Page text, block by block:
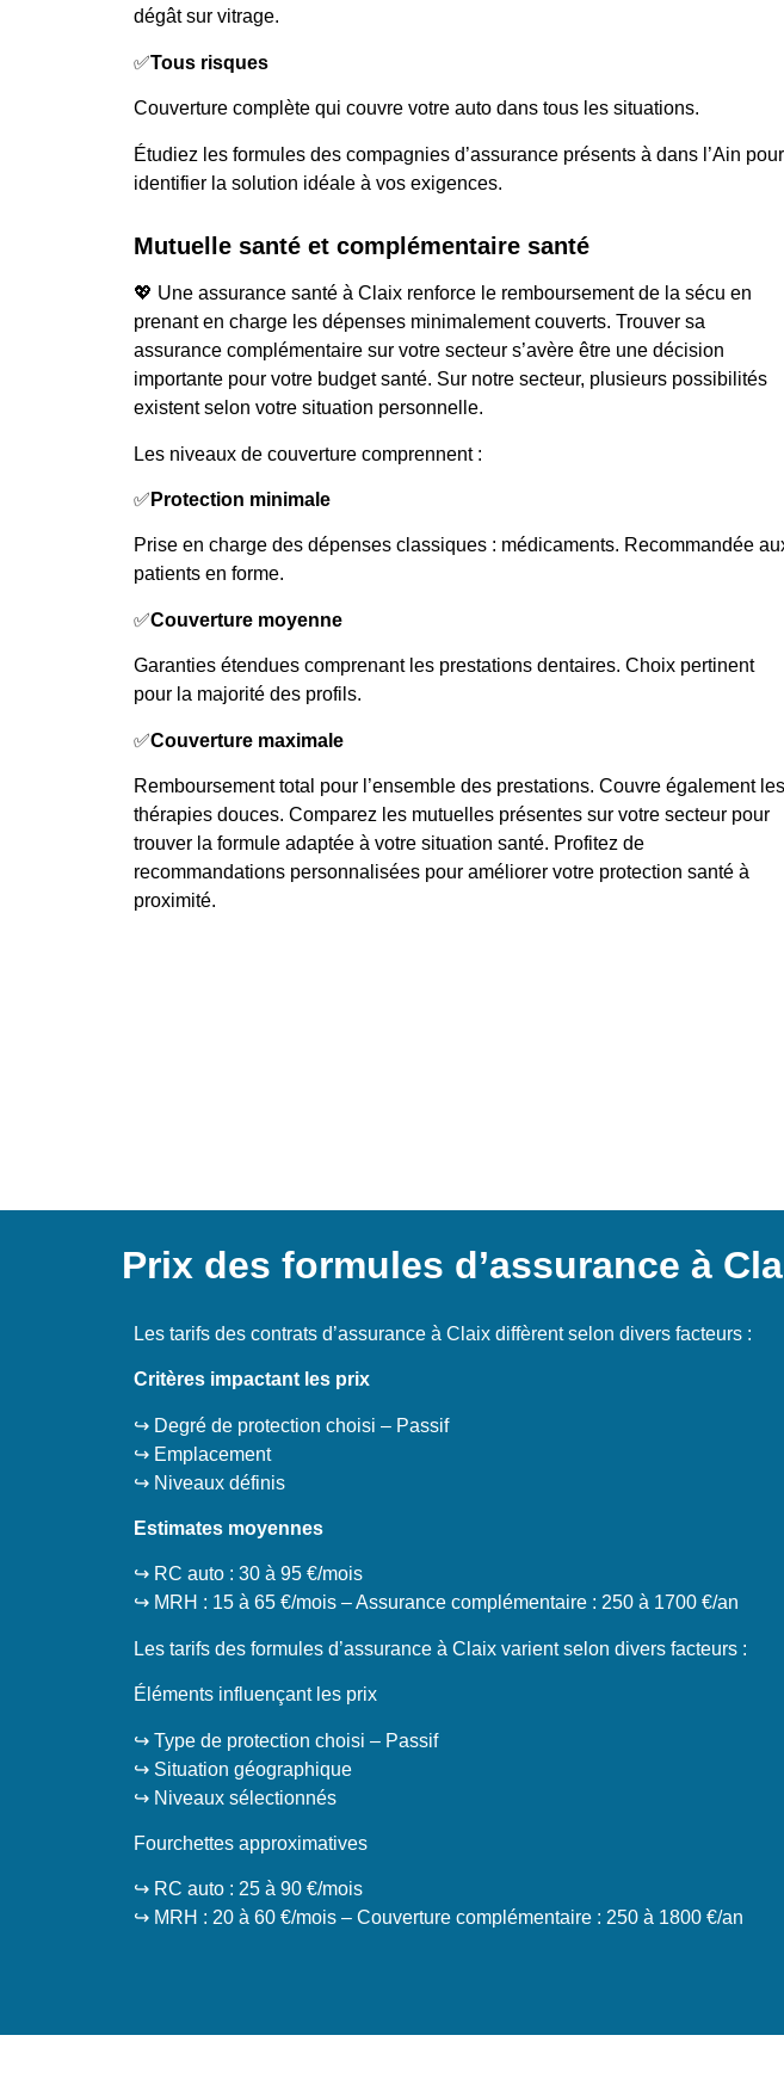
dégât sur vitrage.
✅Tous risques
Couverture complète qui couvre votre auto dans tous les situations.
Étudiez les formules des compagnies d’assurance présents à dans l’Ain pour
identifier la solution idéale à vos exigences.
Mutuelle santé et complémentaire santé
💖 Une assurance santé à Claix renforce le remboursement de la sécu en
prenant en charge les dépenses minimalement couverts. Trouver sa
assurance complémentaire sur votre secteur s’avère être une décision
importante pour votre budget santé. Sur notre secteur, plusieurs possibilités
existent selon votre situation personnelle.
Les niveaux de couverture comprennent :
✅ Protection minimale
Prise en charge des dépenses classiques : médicaments. Recommandée
patients en forme.
✅Couverture moyenne
Garanties étendues comprenant les prestations dentaires. Choix pertinent
pour la majorité des profils.
✅Couverture maximale
Remboursement total pour l’ensemble des prestations. Couvre également les
thérapies douces. Comparez les mutuelles présentes sur votre secteur pour
trouver la formule adaptée à votre situation santé. Profitez de
recommandations personnalisées pour améliorer votre protection santé à
proximité.
Prix des formules d’assurance à
Les tarifs des contrats d’assurance à Claix diffèrent selon divers facteurs :
Critères impactant les prix
↪️ Degré de protection choisi – Passif
↪️ Emplacement
↪️ Niveaux définis
Estimates moyennes
↪️ RC auto : 30 à 95 €/mois
↪️ MRH : 15 à 65 €/mois – Assurance complémentaire : 250 à 1700 €/an
Les tarifs des formules d’assurance à Claix varient selon divers facteurs :
Éléments influençant les prix
↪️ Type de protection choisi – Passif
↪️ Situation géographique
↪️ Niveaux sélectionnés
Fourchettes approximatives
↪️ RC auto : 25 à 90 €/mois
↪️ MRH : 20 à 60 €/mois – Couverture complémentaire : 250 à 1800 €/an